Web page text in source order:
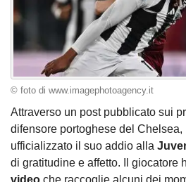
© foto di www.imagephotoagency.it
Attraverso un post pubblicato sui
difensore portoghese del Chelsea,
ufficializzato il suo addio alla
di gratitudine e affetto. Il giocatore